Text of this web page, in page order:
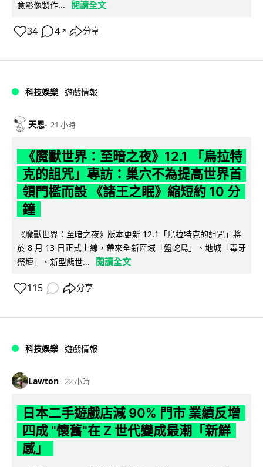
意影像製作... 閱讀全文
34 4 ↗ 分享
科技娛樂 遊戲情報
天恩 21 小時
《魔獸世界：至暗之夜》12.1 「烏拉特
克的詛咒」專訪：巢穴不為提高世界首
領門檻而設 《諸王之眠》縮短約 10 分
鐘
《魔獸世界：至暗之夜》版本更新 12.1「烏拉特克的詛咒」將
於 8 月 13 日正式上線，帶來全新區域「盤蛇島」、地城「毒牙
祭壇」、新型態世...
閱讀全文
115 分享
科技娛樂 遊戲情報
Lawton 22 小時
日本二手遊戲店減 90% 門市 業績反增
四成 "懷舊"在 Z 世代變成最潮「新鮮
感」